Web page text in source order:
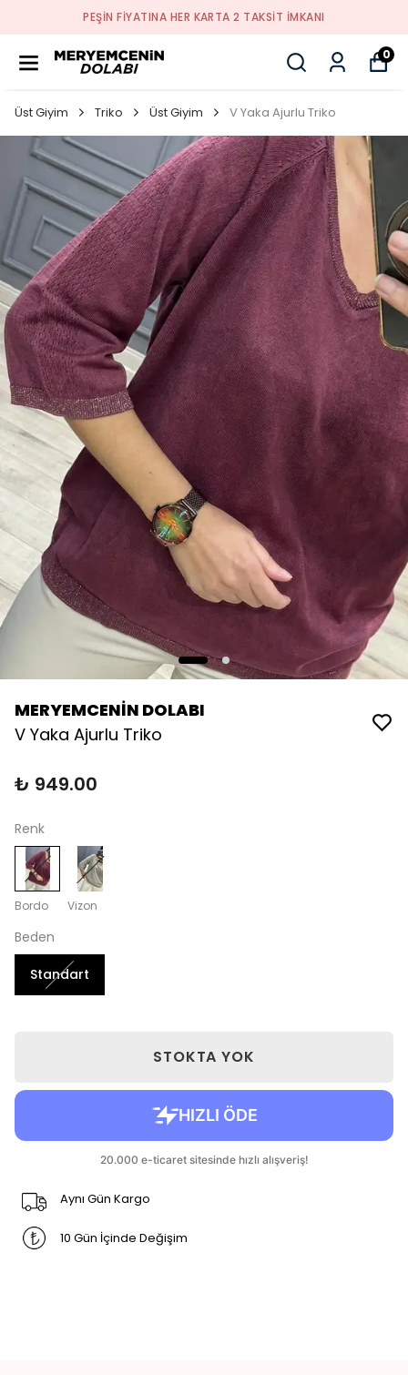
PEŞİN FİYATINA HER KARTA 2 TAKSİT İMKANI
0
Üst Giyim Triko Üst Giyim V Yaka Ajurlu Triko
MERYEMCENİN DOLABI
V Yaka Ajurlu Triko
₺ 949.00
Renk
Bordo Vizon
Beden
Standart
STOKTA YOK
Aynı Gün Kargo
10 Gün İçinde Değişim